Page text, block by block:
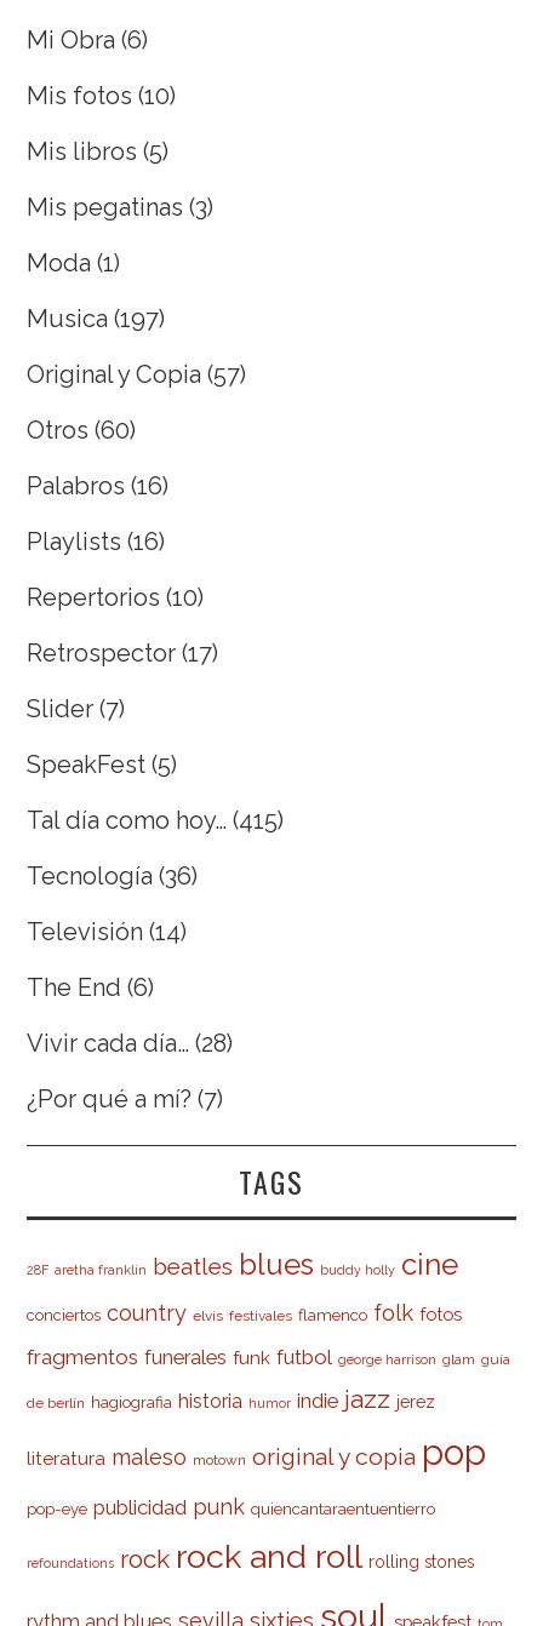
Mi Obra (6)
Mis fotos (10)
Mis libros (5)
Mis pegatinas (3)
Moda (1)
Musica (197)
Original y Copia (57)
Otros (60)
Palabros (16)
Playlists (16)
Repertorios (10)
Retrospector (17)
Slider (7)
SpeakFest (5)
Tal día como hoy… (415)
Tecnología (36)
Televisión (14)
The End (6)
Vivir cada día… (28)
¿Por qué a mí? (7)
TAGS
28F aretha franklin beatles blues buddy holly cine
conciertos country elvis festivales flamenco folk fotos
fragmentos funerales funk futbol george harrison glam guía
de berlín hagiografia historia humor indie jazz jerez
literatura maleso motown original y copia pop
pop-eye publicidad punk quiencantaraentuentierro
refoundations rock rock and roll rolling stones
rythm and blues sevilla sixties soul speakfest